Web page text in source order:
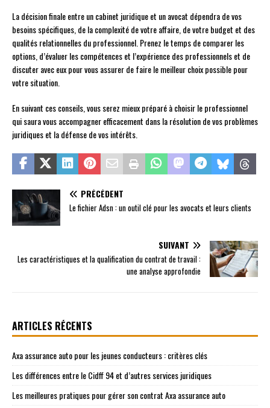
La décision finale entre un cabinet juridique et un avocat dépendra de vos
besoins spécifiques, de la complexité de votre affaire, de votre budget et des
qualités relationnelles du professionnel. Prenez le temps de comparer les
options, d’évaluer les compétences et l’expérience des professionnels et de
discuter avec eux pour vous assurer de faire le meilleur choix possible pour
votre situation.
En suivant ces conseils, vous serez mieux préparé à choisir le professionnel
qui saura vous accompagner efficacement dans la résolution de vos problèmes
juridiques et la défense de vos intérêts.
PRÉCÉDENT
Le fichier Adsn : un outil clé pour les avocats et leurs clients
SUIVANT
Les caractéristiques et la qualification du contrat de travail :
une analyse approfondie
ARTICLES RÉCENTS
Axa assurance auto pour les jeunes conducteurs : critères clés
Les différences entre le Cidff 94 et d’autres services juridiques
Les meilleures pratiques pour gérer son contrat Axa assurance auto